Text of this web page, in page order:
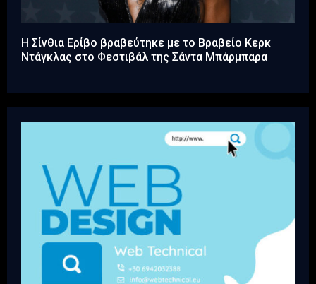
Η Σίνθια Ερίβο βραβεύτηκε με το Βραβείο Κερκ
Ντάγκλας στο Φεστιβάλ της Σάντα Μπάρμπαρα